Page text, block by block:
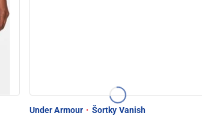
Under Armour · Šortky Vanish